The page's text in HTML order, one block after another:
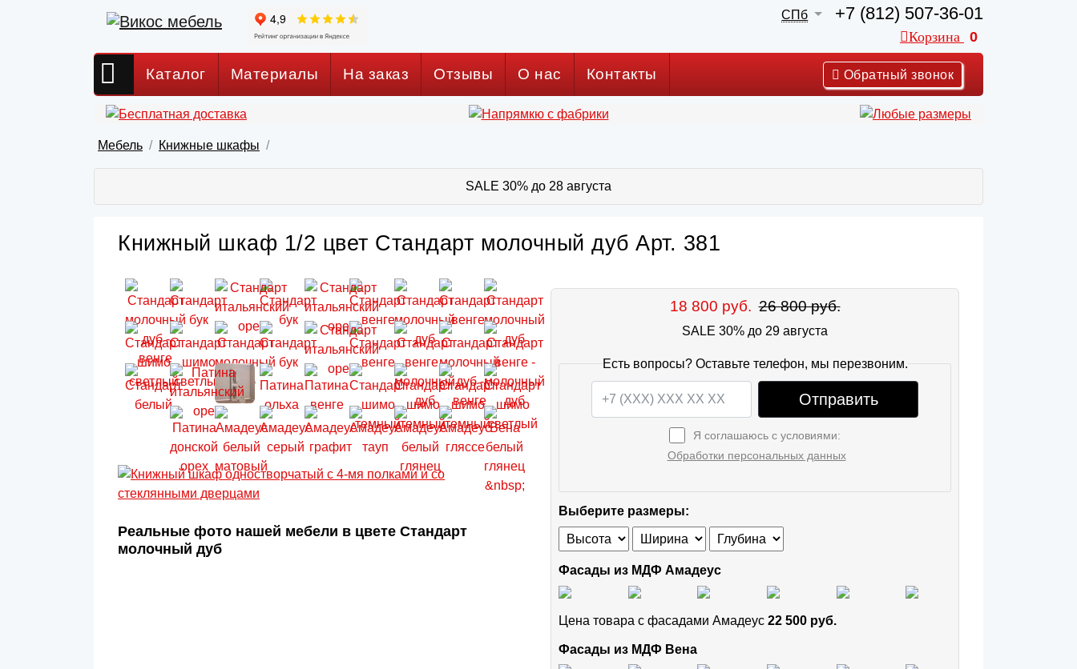
СПб +7 (812) 507-36-01
Корзина 0
Каталог Материалы На заказ Отзывы О нас Контакты Обратный звонок
Мебель Книжные шкафы
SALE 30% до 28 августа
Книжный шкаф 1/2 цвет Стандарт молочный дуб Арт. 381
Реальные фото нашей мебели в цвете Стандарт
молочный дуб
18 800 руб. 26 800 руб.
SALE 30% до 29 августа
Есть вопросы? Оставьте телефон, мы перезвоним.
Отправить
Я соглашаюсь с условиями:
Обработки персональных данных
Выберите размеры:
Фасады из МДФ Амадеус
Цена товара с фасадами Амадеус 22 500 руб.
Фасады из МДФ Вена